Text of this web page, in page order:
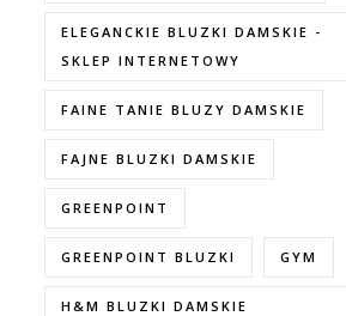
ELEGANCKIE BLUZKI DAMSKIE -
SKLEP INTERNETOWY
FAINE TANIE BLUZY DAMSKIE
FAJNE BLUZKI DAMSKIE
GREENPOINT
GREENPOINT BLUZKI GYM
H&M BLUZKI DAMSKIE